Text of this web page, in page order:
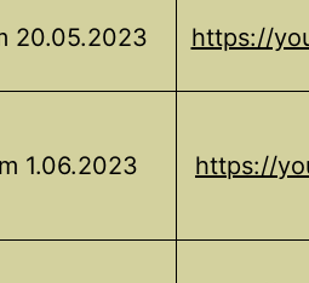
20.05.2023 https://
1.06.2023 https://